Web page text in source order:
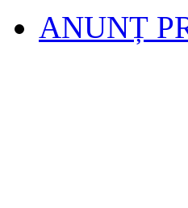
ANUNȚ